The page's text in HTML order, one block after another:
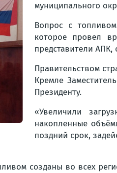
муниципального
Вопрос с
которое провел
представители АПК,
Правительством
Кремле
Президенту.
«Увеличили
накопленные
поздний срок,
созданы во всех